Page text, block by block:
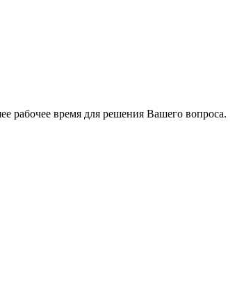
рабочее время для решения Вашего вопроса.